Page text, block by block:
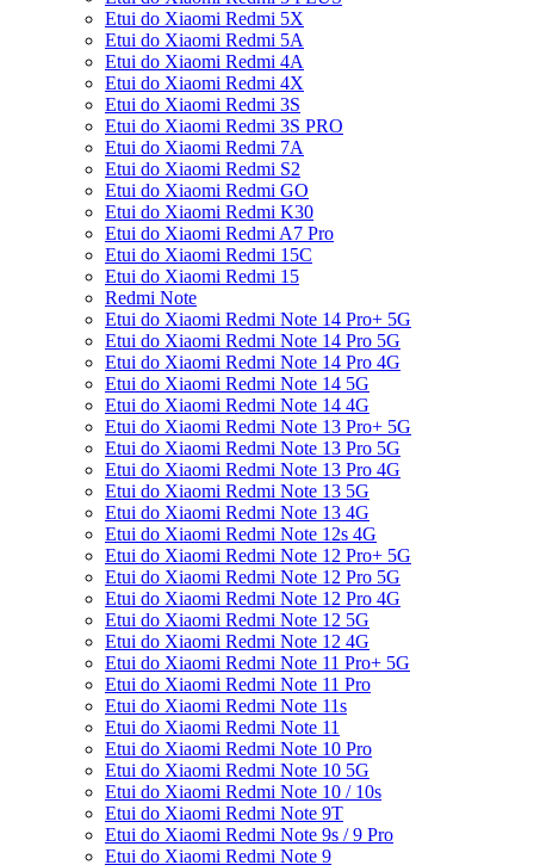
Etui do Xiaomi Redmi 5X
Etui do Xiaomi Redmi 5A
Etui do Xiaomi Redmi 4A
Etui do Xiaomi Redmi 4X
Etui do Xiaomi Redmi 3S
Etui do Xiaomi Redmi 3S PRO
Etui do Xiaomi Redmi 7A
Etui do Xiaomi Redmi S2
Etui do Xiaomi Redmi GO
Etui do Xiaomi Redmi K30
Etui do Xiaomi Redmi A7 Pro
Etui do Xiaomi Redmi 15C
Etui do Xiaomi Redmi 15
Redmi Note
Etui do Xiaomi Redmi Note 14 Pro+ 5G
Etui do Xiaomi Redmi Note 14 Pro 5G
Etui do Xiaomi Redmi Note 14 Pro 4G
Etui do Xiaomi Redmi Note 14 5G
Etui do Xiaomi Redmi Note 14 4G
Etui do Xiaomi Redmi Note 13 Pro+ 5G
Etui do Xiaomi Redmi Note 13 Pro 5G
Etui do Xiaomi Redmi Note 13 Pro 4G
Etui do Xiaomi Redmi Note 13 5G
Etui do Xiaomi Redmi Note 13 4G
Etui do Xiaomi Redmi Note 12s 4G
Etui do Xiaomi Redmi Note 12 Pro+ 5G
Etui do Xiaomi Redmi Note 12 Pro 5G
Etui do Xiaomi Redmi Note 12 Pro 4G
Etui do Xiaomi Redmi Note 12 5G
Etui do Xiaomi Redmi Note 12 4G
Etui do Xiaomi Redmi Note 11 Pro+ 5G
Etui do Xiaomi Redmi Note 11 Pro
Etui do Xiaomi Redmi Note 11s
Etui do Xiaomi Redmi Note 11
Etui do Xiaomi Redmi Note 10 Pro
Etui do Xiaomi Redmi Note 10 5G
Etui do Xiaomi Redmi Note 10 / 10s
Etui do Xiaomi Redmi Note 9T
Etui do Xiaomi Redmi Note 9s / 9 Pro
Etui do Xiaomi Redmi Note 9